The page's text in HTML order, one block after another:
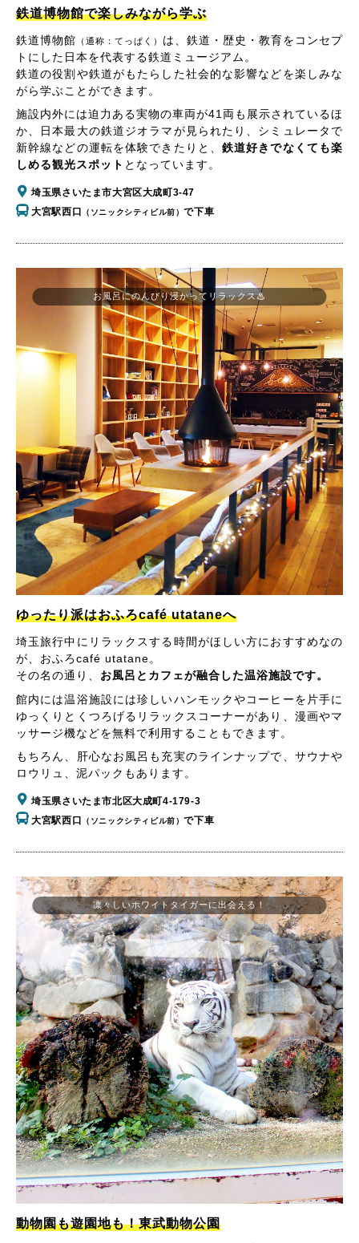
鉄道博物館で楽しみながら学ぶ
鉄道博物館 （通称：てっぱく） は、鉄道・歴史・教育をコンセプ
トにした日本を代表する鉄道ミュージアム。
鉄道の役割や鉄道がもたらした社会的な影響などを楽しみな
がら学ぶことができます。
施設内外には迫力ある実物の車両が41両も展示されているほ
か、日本最大の鉄道ジオラマが見られたり、シミュレータで
新幹線などの運転を体験できたりと、 鉄道好きでなくても楽
しめる観光スポット となっています。
埼玉県さいたま市大宮区大成町3-47
大宮駅西口
（ソニックシティビル前）で下車
ゆったり派はおふろcafé utataneへ
埼玉旅行中にリラックスする時間がほしい方におすすめなの
が、おふろcafé utatane。
その名の通り、 お風呂とカフェが融合した温浴施設です。
館内には温浴施設には珍しいハンモックやコーヒーを片手に
ゆっくりとくつろげるリラックスコーナーがあり、漫画やマ
ッサージ機などを無料で利用することもできます。
もちろん、肝心なお風呂も充実のラインナップで、サウナや
ロウリュ、泥パックもあります。
埼玉県さいたま市北区大成町4-179-3
大宮駅西口
（ソニックシティビル前）で下車
お風呂にのんびり浸かってリラックス♨
凛々しいホワイトタイガーに出会える！
動物園も遊園地も！東武動物公園